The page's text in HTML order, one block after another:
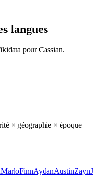
langues
pourCassian.
× géographie × époque
MarloFinnAydanAustinZayn